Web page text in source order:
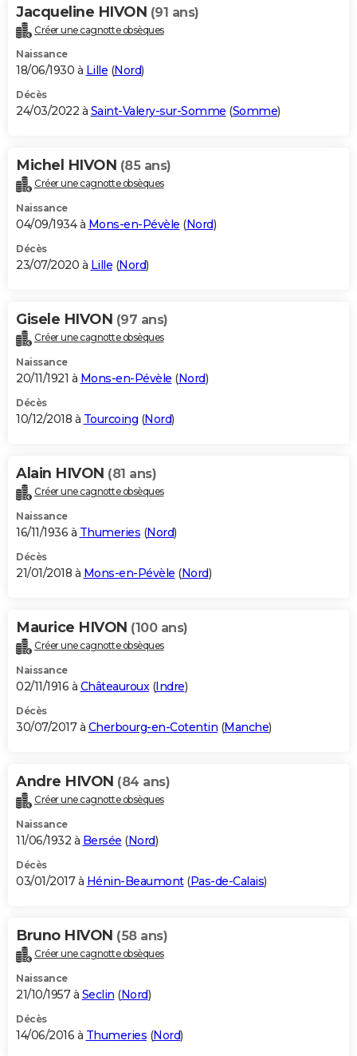
Jacqueline HIVON (91 ans)
Créer une cagnotte obsèques
Naissance
18/06/1930 à Lille (Nord)
Décès
24/03/2022 à Saint-Valery-sur-Somme (Somme)
Michel HIVON (85 ans)
Créer une cagnotte obsèques
Naissance
04/09/1934 à Mons-en-Pévèle (Nord)
Décès
23/07/2020 à Lille (Nord)
Gisele HIVON (97 ans)
Créer une cagnotte obsèques
Naissance
20/11/1921 à Mons-en-Pévèle (Nord)
Décès
10/12/2018 à Tourcoing (Nord)
Alain HIVON (81 ans)
Créer une cagnotte obsèques
Naissance
16/11/1936 à Thumeries (Nord)
Décès
21/01/2018 à Mons-en-Pévèle (Nord)
Maurice HIVON (100 ans)
Créer une cagnotte obsèques
Naissance
02/11/1916 à Châteauroux(Indre)
Décès
30/07/2017 à Cherbourg-en-Cotentin (Manche)
Andre HIVON (84 ans)
Créer une cagnotte obsèques
Naissance
11/06/1932 à Bersée (Nord)
Décès
03/01/2017 à Hénin-Beaumont(Pas-de-Calais)
Bruno HIVON (58 ans)
Créer une cagnotte obsèques
Naissance
21/10/1957 à Seclin (Nord)
Décès
14/06/2016 à Thumeries (Nord)